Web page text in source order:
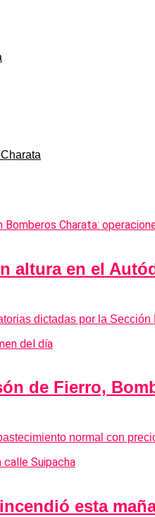
altura en el
dictadas por la
de Fierro,
normal con
esta